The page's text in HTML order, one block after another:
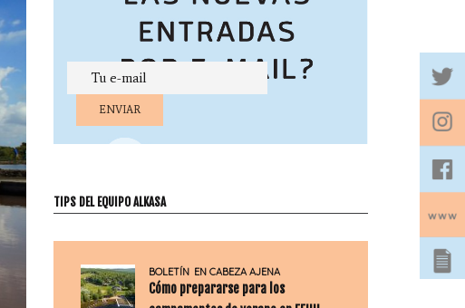
TIPS DEL EQUIPO ALKASA
BOLETÍN EN CABEZA AJENA
Cómo prepararse para los